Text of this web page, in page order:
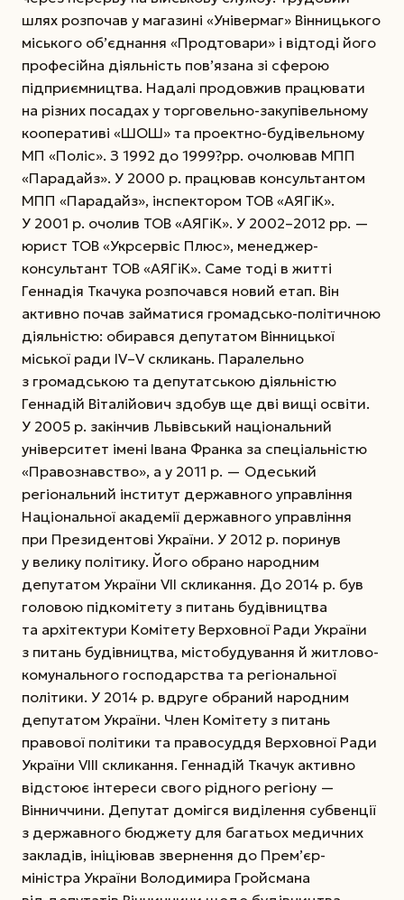
шлях розпочав у магазині «Універмаг» Вінницького
міського об’єднання «Продтовари» і відтоді його
професійна діяльність пов’язана зі сферою
підприємництва. Надалі продовжив працювати
на різних посадах у торговельно-закупівельному
кооперативі «ШОШ» та проектно-будівельному
МП «Поліс». З 1992 до 1999?рр. очолював МПП
«Парадайз». У 2000 р. працював консультантом
МПП «Пара­дайз», інспектором ТОВ «АЯГіК».
У 2001 р. очолив ТОВ «АЯГіК». У 2002–2012 рр. —
юрист ТОВ «Укр­сервіс Плюс», менеджер-
консультант ТОВ «АЯГіК». Саме тоді в житті
Геннадія Ткачука розпочався новий етап. Він
активно почав займатися громадсько-політичною
діяльністю: обирався депутатом Вінницької
міської ради IV–V скликань. Паралельно
з громадською та депутатською діяльністю
Геннадій Віталійович здобув ще дві вищі освіти.
У 2005 р. закінчив Львівський національний
університет імені Івана Франка за спеціальністю
«Правознавство», а у 2011 р. — Одеський
регіональний інститут державного управління
Національної академії державного управління
при Президентові України. У 2012 р. поринув
у велику політику. Його обрано народним
депутатом України VII скликання. До 2014 р. був
головою підкомітету з питань будівництва
та архітектури Комітету Верховної Ради України
з питань будівництва, містобудування й житлово-
комунального господарства та регіональної
політики. У 2014 р. вдруге обраний народним
депутатом України. Член Комітету з питань
правової політики та правосуддя Верховної Ради
України VIII скликання. Геннадій Ткачук активно
відстоює інтереси свого рідного регіону —
Вінниччини. Депутат домігся виділення субвенції
з державного бюджету для багатьох медичних
закладів, ініціював звернення до Прем’єр-
міністра України Володимира Гройсмана